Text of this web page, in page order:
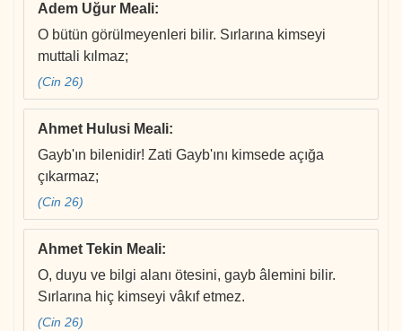
Adem Uğur Meali:
O bütün görülmeyenleri bilir. Sırlarına kimseyi
muttali kılmaz;
(Cin 26)
Ahmet Hulusi Meali:
Gayb'ın bilenidir! Zati Gayb'ını kimsede açığa
çıkarmaz;
(Cin 26)
Ahmet Tekin Meali:
O, duyu ve bilgi alanı ötesini, gayb âlemini bilir.
Sırlarına hiç kimseyi vâkıf etmez.
(Cin 26)